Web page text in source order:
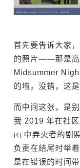
首先要告诉大家
的照片——那是高
Midsummer
的墙。没错，这
而中间这张，是
我 2019 年在社
[4] 中弄火者的剧
负责在结尾时举
是在错误的时间